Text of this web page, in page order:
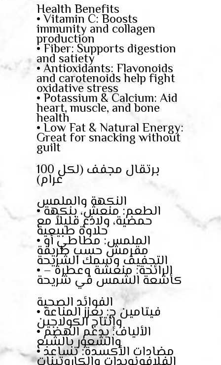
Health Benefits
• Vitamin C: Boosts
immunity and collagen
production
• Fiber: Supports digestion
and satiety
• Antioxidants: Flavonoids
and carotenoids help fight
oxidative stress
• Potassium & Calcium: Aid
heart, muscle, and bone
health
• Low Fat & Natural Energy:
Great for snacking without
guilt
برتقال مجفف (لكل 100
غرام)
النكهة والملمس
• الطعم: منعش، بنكهة
حمضية، ولاذع قليلاً مع
حلاوة طبيعية
• الملمس: مطاطي أو
مقرمش حسب طريقة
التجفيف وسمك الشريحة
• الرائحة: منعشة وعطرة –
كأشعة الشمس في شريحة
الفوائد الصحية
• فيتامين ج: يعزز المناعة
وإنتاج الكولاجين
• الألياف: يدعم الهضم
والشعور بالشبع
• مضادات الأكسدة: تساعد